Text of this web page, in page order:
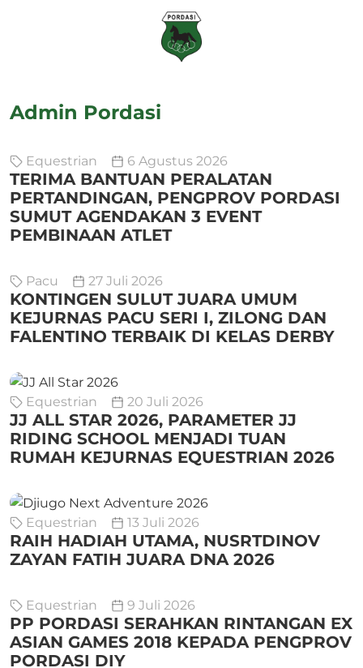
Admin Pordasi
Equestrian 6 Agustus 2026
TERIMA BANTUAN PERALATAN
PERTANDINGAN, PENGPROV PORDASI
SUMUT AGENDAKAN 3 EVENT
PEMBINAAN ATLET
Pacu 27 Juli 2026
KONTINGEN SULUT JUARA UMUM
KEJURNAS PACU SERI I, ZILONG DAN
FALENTINO TERBAIK DI KELAS DERBY
Equestrian 20 Juli 2026
JJ ALL STAR 2026, PARAMETER JJ
RIDING SCHOOL MENJADI TUAN
RUMAH KEJURNAS EQUESTRIAN 2026
Equestrian 13 Juli 2026
RAIH HADIAH UTAMA, NUSRTDINOV
ZAYAN FATIH JUARA DNA 2026
Equestrian 9 Juli 2026
PP PORDASI SERAHKAN RINTANGAN EX
ASIAN GAMES 2018 KEPADA PENGPROV
PORDASI DIY